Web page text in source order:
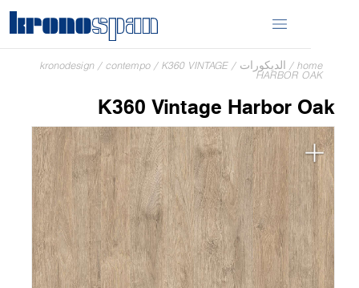
home
/الديكورات/
kronodesign/contempo/ K360 VINTAGE
HARBOR OAK
K360 Vintage Harbor Oak